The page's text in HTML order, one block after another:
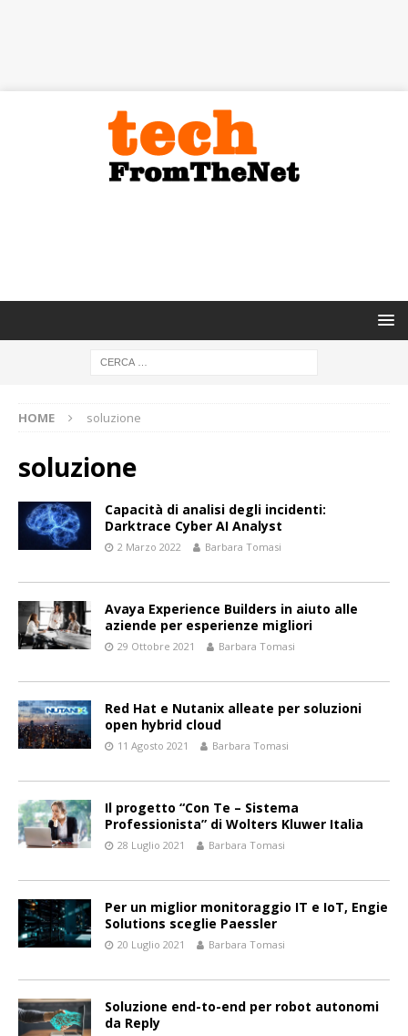
HOME soluzione
soluzione
Capacità di analisi degli incidenti:
Darktrace Cyber AI Analyst
2 Marzo 2022 Barbara Tomasi
Avaya Experience Builders in aiuto alle
aziende per esperienze migliori
29 Ottobre 2021 Barbara Tomasi
Red Hat e Nutanix alleate per soluzioni
open hybrid cloud
11 Agosto 2021 Barbara Tomasi
Il progetto “Con Te – Sistema
Professionista” di Wolters Kluwer Italia
28 Luglio 2021 Barbara Tomasi
Per un miglior monitoraggio IT e IoT, Engie
Solutions sceglie Paessler
20 Luglio 2021 Barbara Tomasi
Soluzione end-to-end per robot autonomi
da Reply